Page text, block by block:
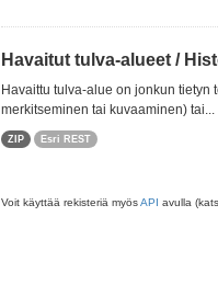
Havaitut tulva-alueet /
Havaittu tulva-alue on jonkun
merkitseminen tai kuvaaminen) tai...
ZIP Esri REST
Voit käyttää rekisteriä myösAPI avulla